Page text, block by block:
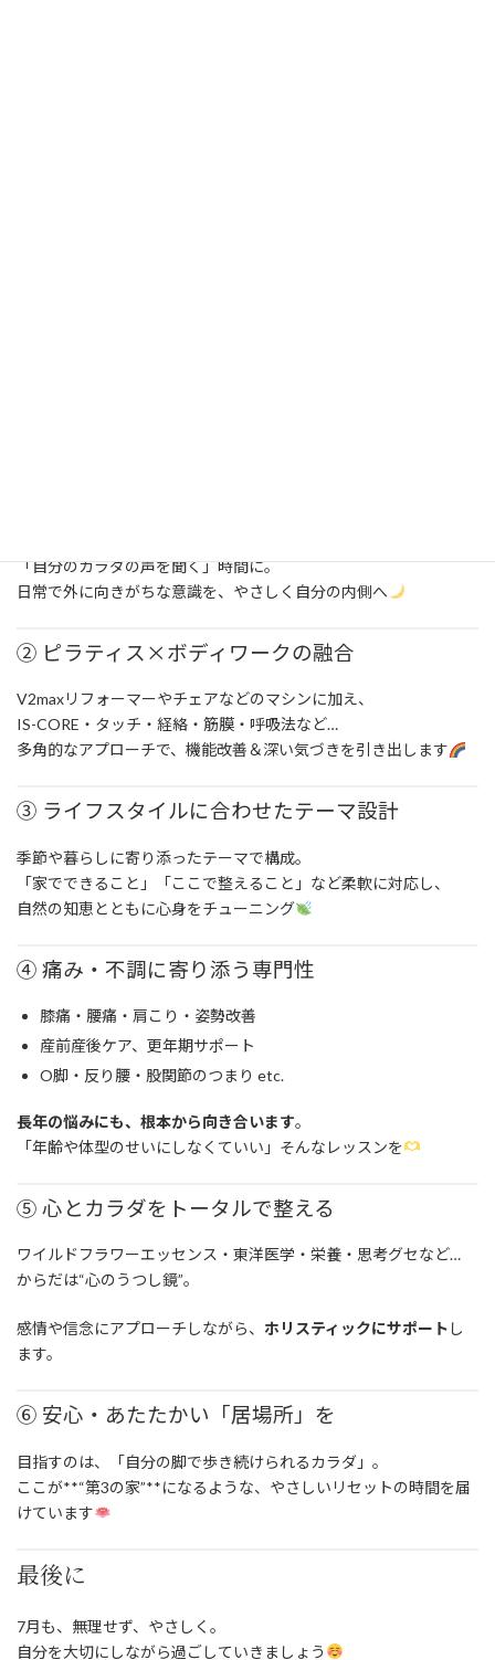
「自分のカラダの声を聞く」時間に。
日常で外に向きがちな意識を、やさしく自分の内側へ
② ピラティス×ボディワークの融合
V2maxリフォーマーやチェアなどのマシンに加え、
IS-CORE・タッチ・経絡・筋膜・呼吸法など…
多角的なアプローチで、機能改善＆深い気づきを引き出します
③ ライフスタイルに合わせたテーマ設計
季節や暮らしに寄り添ったテーマで構成。
「家でできること」「ここで整えること」など柔軟に対応し、
自然の知恵とともに心身をチューニング
④ 痛み・不調に寄り添う専門性
膝痛・腰痛・肩こり・姿勢改善
産前産後ケア、更年期サポート
O脚・反り腰・股関節のつまり etc.
長年の悩みにも、根本から向き合います。
「年齢や体型のせいにしなくていい」そんなレッスンを
⑤ 心とカラダをトータルで整える
ワイルドフラワーエッセンス・東洋医学・栄養・思考グセなど…
からだは“心のうつし鏡”。
感情や信念にアプローチしながら、 ホリスティックにサポート し
ます。
⑥ 安心・あたたかい「居場所」を
目指すのは、「自分の脚で歩き続けられるカラダ」。
ここが**“第3の家”**になるような、やさしいリセットの時間を届
けています
最後に
7月も、無理せず、やさしく。
自分を大切にしながら過ごしていきましょう